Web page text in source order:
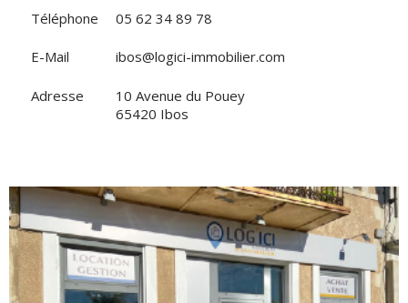
Téléphone 05 62 34 89 78
E-Mail ibos@logici-immobilier.com
Adresse
10 Avenue du Pouey
65420 Ibos